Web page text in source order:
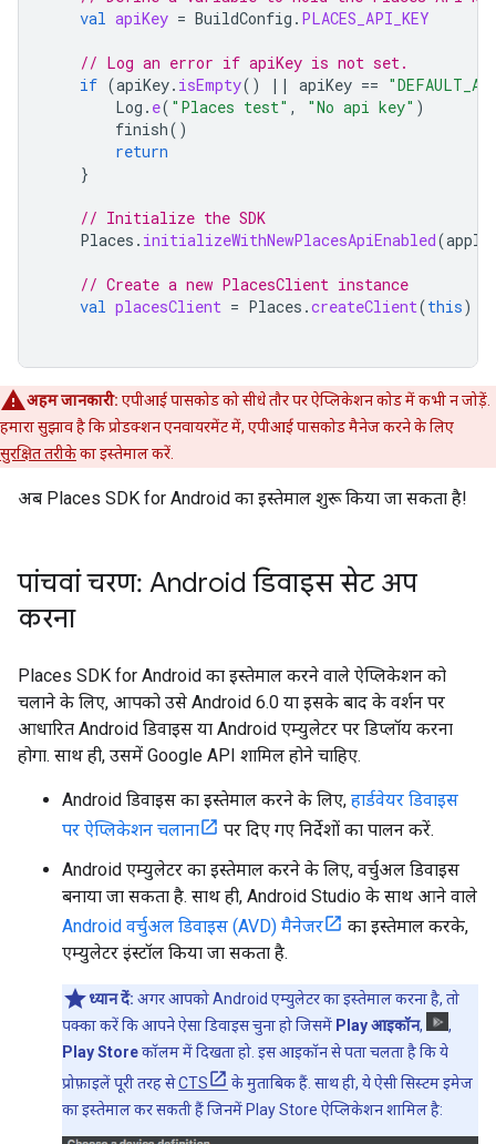
val apiKey = BuildConfig . PLACES_API_KEY
// Log an error if apiKey is not set.
if (apiKey. isEmpty() || apiKey ==
Log . e( "Places test" , "No api key" )
finish()
return
}
// Initialize the SDK
Places . initializeWithNewPlacesApiEnabled(
// Create a new PlacesClient instance
val placesClient = Places .createClient(this)
अहम जानकारी: एपीआई पासकोड को सीधे तौर पर ऐप्लिकेशन कोड में कभी न जोड़ें.
हमारा सुझाव है कि प्रोडक्शन एनवायरमेंट में, एपीआई पासकोड मैनेज करने के लिए
सुरक्षित तरीकेका इस्तेमाल करें.
अब Places SDK for Android का इस्तेमाल शुरू किया जा सकता है!
पांचवां चरण: Android डिवाइस सेट अप
करना
Places SDK for Android का इस्तेमाल करने वाले ऐप्लिकेशन को
चलाने के लिए, आपको उसे Android 6.0 या इसके बाद के वर्शन पर
आधारित Android डिवाइस या Android एम्युलेटर पर डिप्लॉय करना
होगा. साथ ही, उसमें Google API शामिल होने चाहिए.
Android डिवाइस का इस्तेमाल करने के लिए, हार्डवेयर डिवाइस
पर ऐप्लिकेशन चलाना
पर दिए गए निर्देशों का पालन करें.
Android एम्युलेटर का इस्तेमाल करने के लिए, वर्चुअल डिवाइस
बनाया जा सकता है. साथ ही, Android Studio के साथ आने वाले
Android वर्चुअल डिवाइस (AVD) मैनेजर
का इस्तेमाल करके,
एम्युलेटर इंस्टॉल किया जा सकता है.
ध्यान दें: अगर आपको Android एम्युलेटर का इस्तेमाल करना है, तो
पक्का करें कि आपने ऐसा डिवाइस चुना हो जिसमें Play आइकॉन,
,
Play Storeकॉलम में दिखता हो. इस आइकॉन से पता चलता है कि ये
प्रोफ़ाइलें पूरी तरह सेCTS
के मुताबिक हैं. साथ ही, ये ऐसी सिस्टम इमेज
का इस्तेमाल कर सकती हैं जिनमें Play Store ऐप्लिकेशन शामिल है: